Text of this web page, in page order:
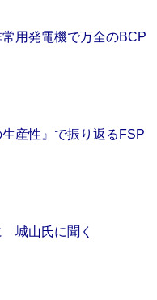
用発電機で万全のBCP
産性』で振り返るFSP
城山氏に聞く